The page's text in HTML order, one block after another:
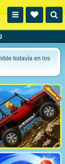
todavía en los